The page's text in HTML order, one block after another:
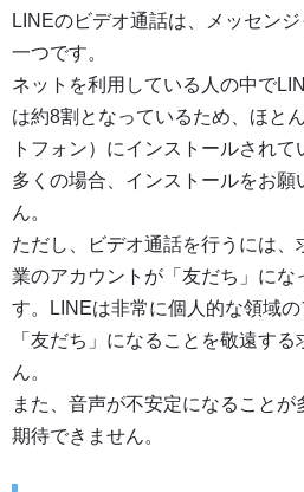
LINEのビデオ通話は、メッセン
一つです。
ネットを利用している人の中で
は約8割となっているため、ほと
トフォン）にインストールされて
多くの場合、インストールをお願
ん。
ただし、ビデオ通話を行うには、
業のアカウントが「友だち」にな
す。LINEは非常に個人的な領域
「友だち」になることを敬遠す
ん。
また、音声が不安定になること
期待できません。